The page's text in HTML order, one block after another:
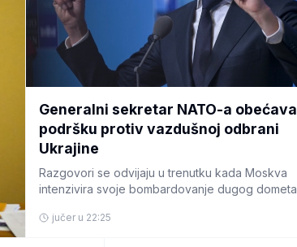
Generalni sekretar NATO-a obećava
podršku protiv vazdušnoj odbrani
Ukrajine
Razgovori se odvijaju u trenutku kada Moskva
intenzivira svoje bombardovanje dugog dometa
jučer u 22:25